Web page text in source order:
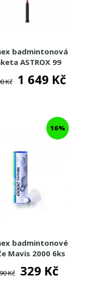
badmintonová
ASTROX 99
Kč 1 649 Kč
16%
badmintonové
Mavis 2000 6ks
Kč 329 Kč